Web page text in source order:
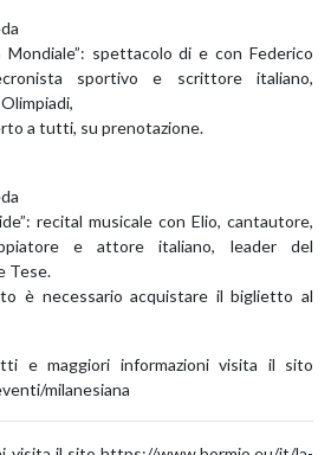
Mondiale”: spettacolo di e con Federico
sportivo e scrittore italiano,
a tutti, su prenotazione.
recital musicale con Elio, cantautore,
e attore italiano, leader del
Tese.
è necessario acquistare il biglietto al
e maggiori informazioni visita il sito
milanesiana